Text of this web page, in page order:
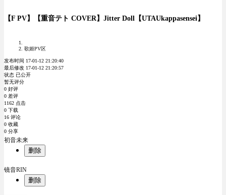
【F PV】【重音テト COVER】Jitter Doll【UTAUkappasensei】
歌姬PV区
发布时间 17-01-12 21:20:40
最后修改 17-01-12 21:20:57
状态 已公开
暂无评分
0 好评
0 差评
1162 点击
0 下载
16 评论
0 收藏
0 分享
初音未来
删除
镜音RIN
删除